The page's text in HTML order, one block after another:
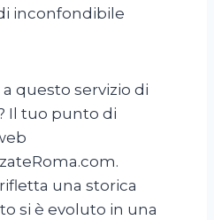
inconfondibile
questo servizio di
Il tuo punto di
una storica
si è evoluto in una